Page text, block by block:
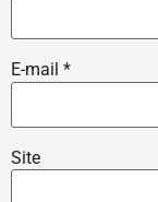
E-mail *
Site